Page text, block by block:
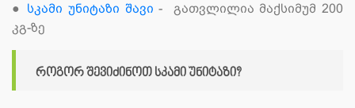
● სკამი უნიტაზი შავი - გათვლილია მაქსიმუმ 200
კგ-ზე
როგორ შევიძინოთ სკამი უნიტაზი?